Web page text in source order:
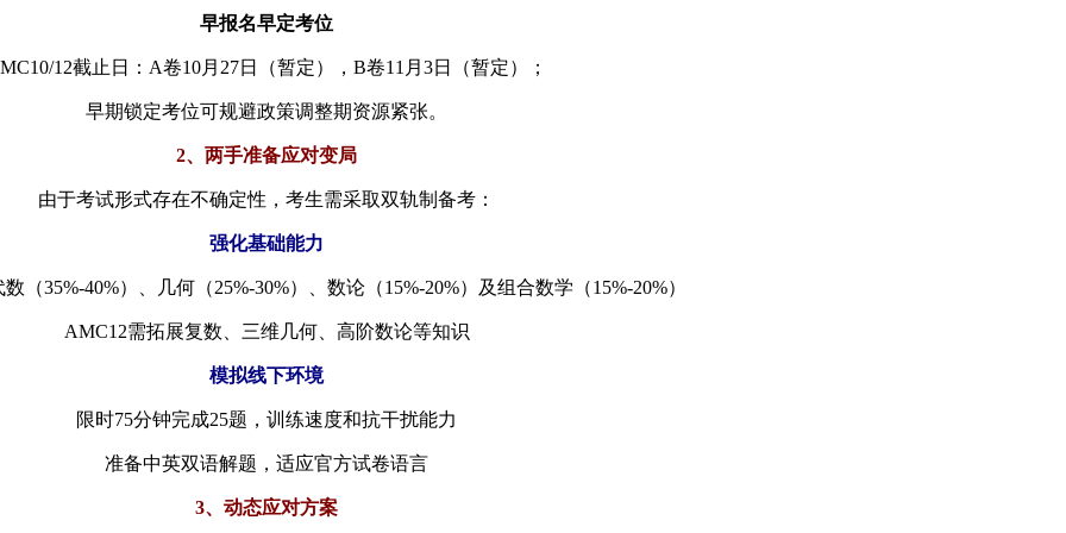
早报名早定考位
12截止日：A卷10月27日（暂定），B卷11月3日（暂定）；
早期锁定考位可规避政策调整期资源紧张。
2、两手准备应对变局
由于考试形式存在不确定性，考生需采取双轨制备考：
强化基础能力
（35%-40%）、几何（25%-30%）、数论（15%-20%）及组合数学（15%-20%）
AMC12需拓展复数、三维几何、高阶数论等知识
模拟线下环境
限时75分钟完成25题，训练速度和抗干扰能力
准备中英双语解题，适应官方试卷语言
3、动态应对方案